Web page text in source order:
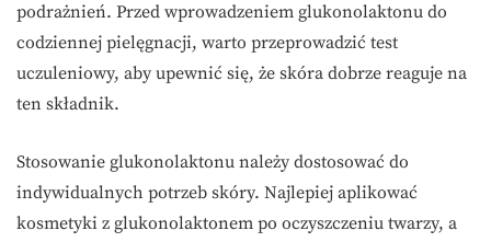
podrażnień. Przed wprowadzeniem glukonolaktonu do
codziennej pielęgnacji, warto przeprowadzić test
uczuleniowy, aby upewnić się, że skóra dobrze reaguje na
ten składnik.
Stosowanie glukonolaktonu należy dostosować do
indywidualnych potrzeb skóry. Najlepiej aplikować
kosmetyki z glukonolaktonem po oczyszczeniu twarzy, a